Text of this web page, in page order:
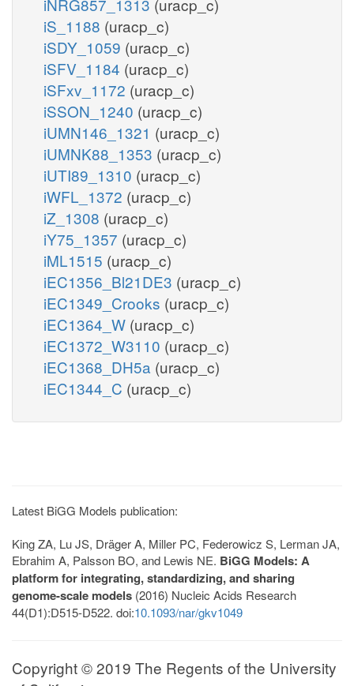
iS_1188 (uracp_c)
iSDY_1059 (uracp_c)
iSFV_1184 (uracp_c)
iSFxv_1172 (uracp_c)
iSSON_1240 (uracp_c)
iUMN146_1321 (uracp_c)
iUMNK88_1353 (uracp_c)
iUTI89_1310 (uracp_c)
iWFL_1372 (uracp_c)
iZ_1308 (uracp_c)
iY75_1357 (uracp_c)
iML1515 (uracp_c)
iEC1356_Bl21DE3 (uracp_c)
iEC1349_Crooks (uracp_c)
iEC1364_W (uracp_c)
iEC1372_W3110 (uracp_c)
iEC1368_DH5a (uracp_c)
iEC1344_C (uracp_c)
Latest BiGG Models publication:
King ZA, Lu JS, Dräger A, Miller PC, Federowicz S, Lerman JA,
Ebrahim A, Palsson BO, and Lewis NE. BiGG Models: A
platform for integrating, standardizing, and sharing
genome-scale models (2016) Nucleic Acids Research
44(D1):D515-D522. doi:10.1093/nar/gkv1049
Copyright © 2019 The Regents of the University